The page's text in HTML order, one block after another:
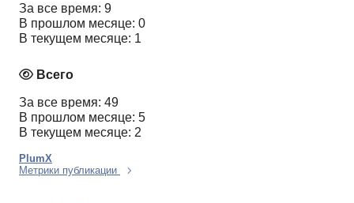
За все время: 9
В прошлом месяце: 0
В текущем месяце: 1
Всего
За все время: 49
В прошлом месяце: 5
В текущем месяце: 2
PlumX
Метрики публикации